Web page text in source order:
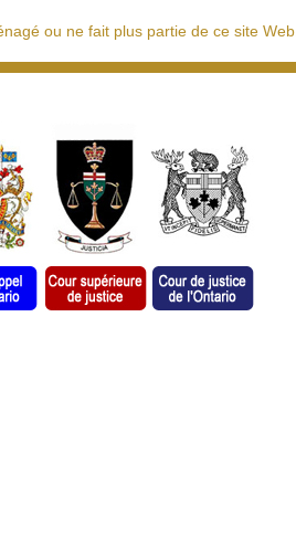
ou ne fait plus partie de ce site Web.